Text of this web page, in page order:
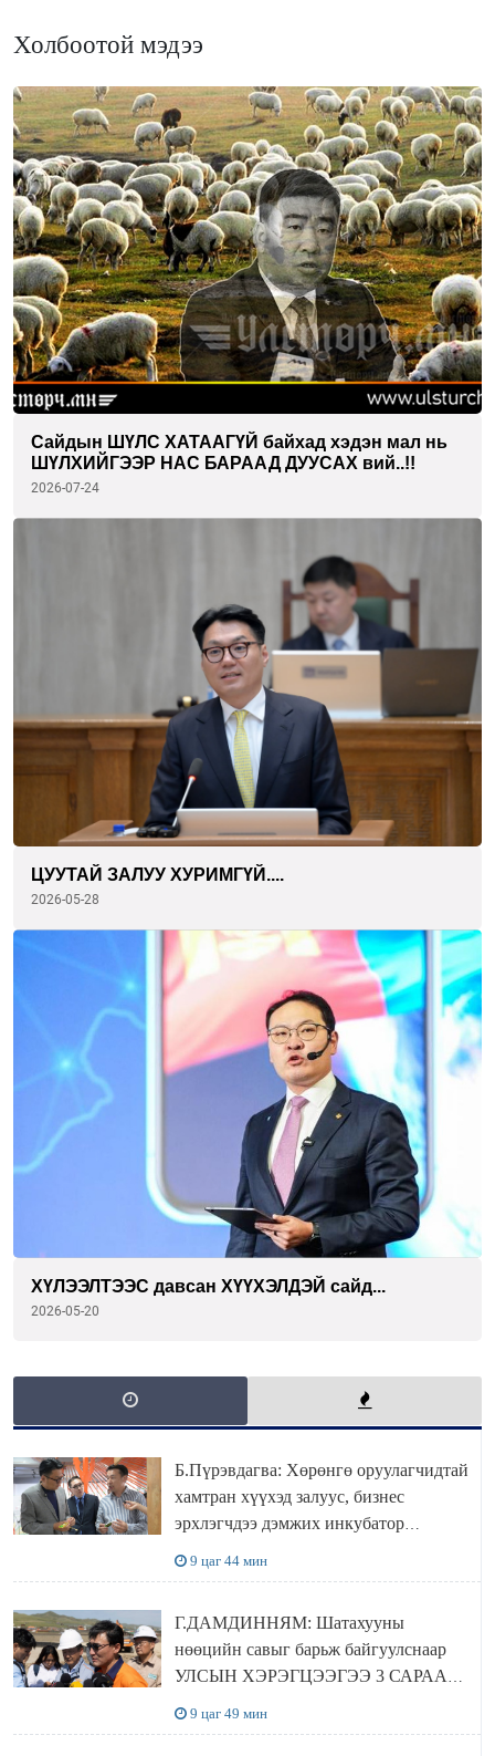
Холбоотой мэдээ
Сайдын ШҮЛС ХАТААГҮЙ байхад хэдэн мал нь
ШҮЛХИЙГЭЭР НАС БАРААД ДУУСАХ вий..!!
2026-07-24
ЦУУТАЙ ЗАЛУУ ХУРИМГҮЙ....
2026-05-28
ХҮЛЭЭЛТЭЭС давсан ХҮҮХЭЛДЭЙ сайд...
2026-05-20
Б.Пүрэвдагва: Хөрөнгө оруулагчидтай
хамтран хүүхэд залуус, бизнес
эрхлэгчдээ дэмжих инкубатор
9 цаг 44 мин
Г.ДАМДИННЯМ: Шатахууны
нөөцийн савыг барьж байгуулснаар
УЛСЫН ХЭРЭГЦЭЭГЭЭ 3 САРААР
9 цаг 49 мин